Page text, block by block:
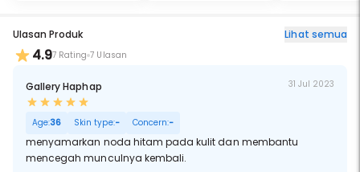
Ulasan Produk Lihat semua
4.97 Rating 7 Ulasan
Gallery Haphap 31 Jul 2023
Age:36 Skin type:- Concern:-
menyamarkan noda hitam pada kulit dan membantu
mencegah munculnya kembali.